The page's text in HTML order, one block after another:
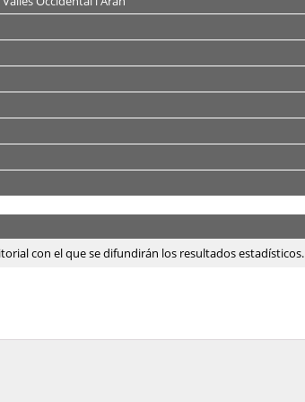
con el que se difundirán los resultados estadísticos.